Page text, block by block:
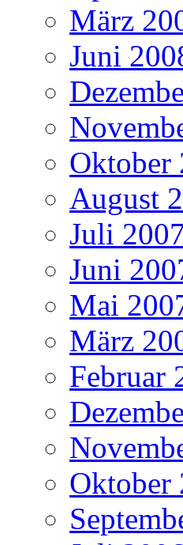
März
Juni
Oktober
August
Juli
Juni
Mai
März
Februar
Oktober